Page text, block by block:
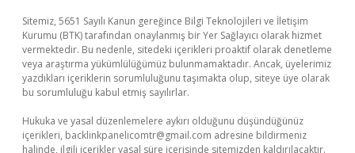
Sitemiz, 5651 Sayılı Kanun gereğince Bilgi Teknolojileri ve İletişim
Kurumu (BTK) tarafından onaylanmış bir Yer Sağlayıcı olarak hizmet
vermektedir. Bu nedenle, sitedeki içerikleri proaktif olarak denetleme
veya araştırma yükümlülüğümüz bulunmamaktadır. Ancak, üyelerimiz
yazdıkları içeriklerin sorumluluğunu taşımakta olup, siteye üye olarak
bu sorumluluğu kabul etmiş sayılırlar.
Hukuka ve yasal düzenlemelere aykırı olduğunu düşündüğünüz
içerikleri, backlinkpanelicomtr@gmail.com adresine bildirmeniz
halinde, ilgili içerikler yasal süre içerisinde sitemizden kaldırılacaktır.